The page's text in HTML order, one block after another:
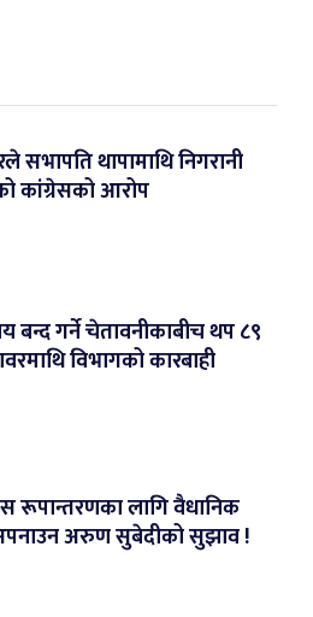
सभापति थापामाथि निगरानी
कांग्रेसको आरोप
बन्द गर्ने चेतावनीकाबीच थप ८९
विभागको कारबाही
रूपान्तरणका लागि वैधानिक
अरुण सुबेदीको सुझाव !